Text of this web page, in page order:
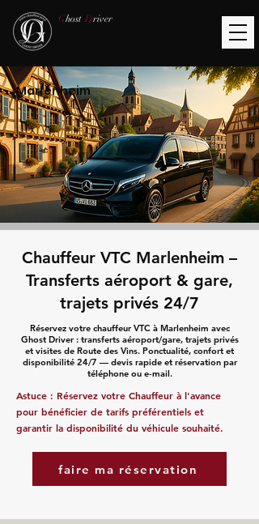
Ghost Driver
Marlenheim
Chauffeur VTC Marlenheim –
Transferts aéroport & gare,
trajets privés 24/7
Réservez votre chauffeur VTC à Marlenheim avec
Ghost Driver : transferts aéroport/gare, trajets privés
et visites de Route des Vins. Ponctualité, confort et
disponibilité 24/7 — devis rapide et réservation par
téléphone ou e‑mail.
Astuce : Réservez votre Chauffeur à l'avance
pour bénéficier de tarifs préférentiels et
garantir la disponibilité du véhicule souhaité.
faire ma réservation